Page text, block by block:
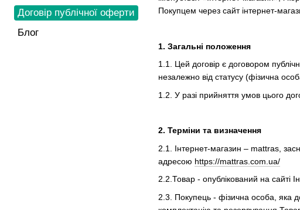
Покупцем через сайт інтернет-
1. Загальні положення
1.1. Цей договір є договором
незалежно від статусу (фізична
1.2. У разі прийняття умов цього
2. Терміни та визначення
2.1. Інтернет-магазин – mattras,
адресою https://mattras.com.ua/
2.2.Товар - опублікований на сайті
2.3. Покупець - фізична особа, яка
Договір публічної оферти
Блог